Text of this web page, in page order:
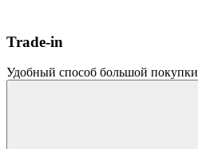
Trade-in
Удобный способ большой покупки